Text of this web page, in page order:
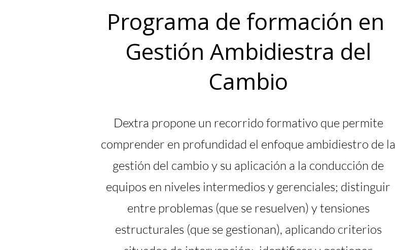
Programa de formación en
Gestión Ambidiestra del
Cambio
Dextra propone un recorrido formativo que permite
comprender en profundidad el enfoque ambidiestro de la
gestión del cambio y su aplicación a la conducción de
equipos en niveles intermedios y gerenciales; distinguir
entre problemas (que se resuelven) y tensiones
estructurales (que se gestionan), aplicando criterios